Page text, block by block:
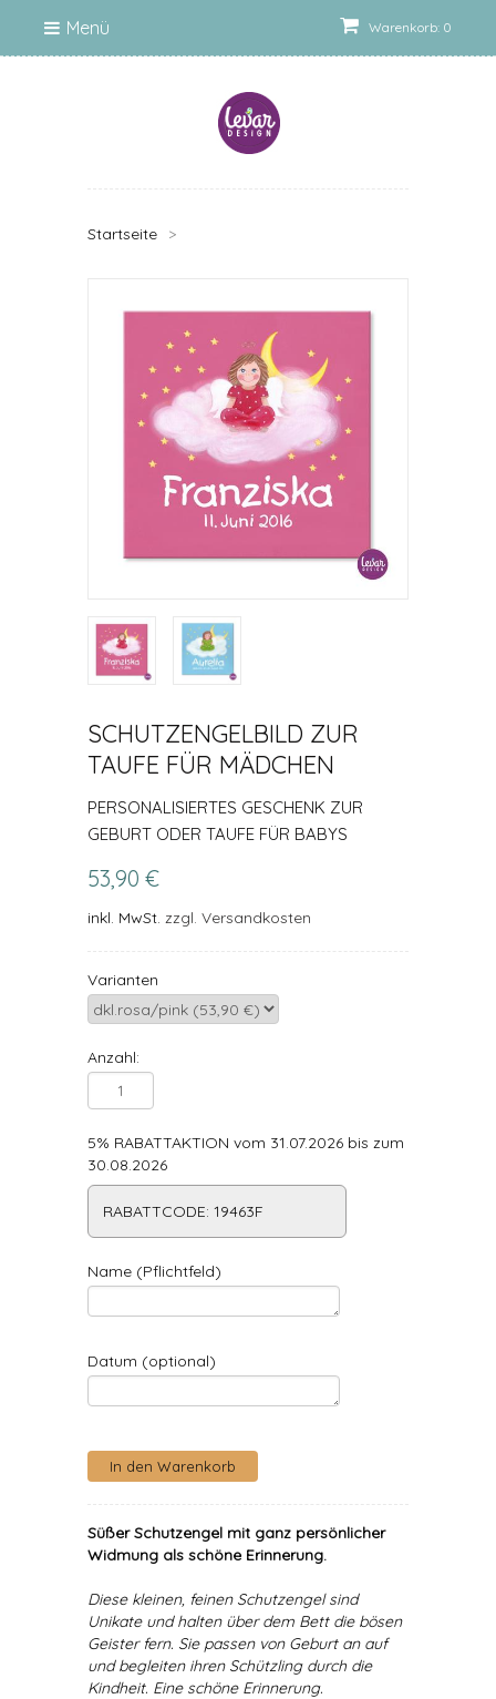
Warenkorb: 0
Menü
Startseite >
SCHUTZENGELBILD ZUR
TAUFE FÜR MÄDCHEN
PERSONALISIERTES GESCHENK ZUR
GEBURT ODER TAUFE FÜR BABYS
53,90 €
inkl. MwSt. zzgl. Versandkosten
Varianten
Anzahl:
5% RABATTAKTION vom 31.07.2026 bis zum
30.08.2026
RABATTCODE: 19463F
Name (Pflichtfeld)
Datum (optional)
Süßer Schutzengel mit ganz persönlicher
Widmung als schöne Erinnerung.
Diese kleinen, feinen Schutzengel sind
Unikate und halten über dem Bett die bösen
Geister fern. Sie passen von Geburt an auf
und begleiten ihren Schützling durch die
Kindheit. Eine schöne Erinnerung.